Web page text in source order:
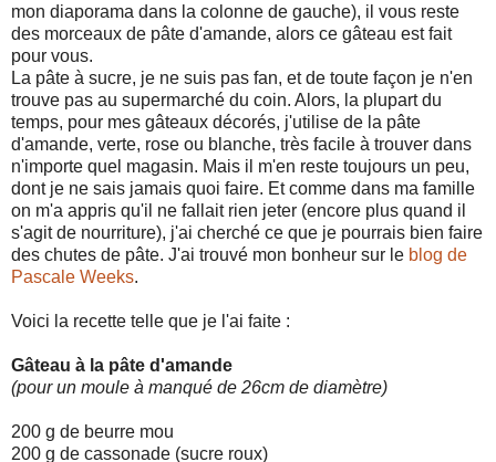
mon diaporama dans la colonne de gauche), il vous reste
des morceaux de pâte d'amande, alors ce gâteau est fait
pour vous.
La pâte à sucre, je ne suis pas fan, et de toute façon je n'en
trouve pas au supermarché du coin. Alors, la plupart du
temps, pour mes gâteaux décorés, j'utilise de la pâte
d'amande, verte, rose ou blanche, très facile à trouver dans
n'importe quel magasin. Mais il m'en reste toujours un peu,
dont je ne sais jamais quoi faire. Et comme dans ma famille
on m'a appris qu'il ne fallait rien jeter (encore plus quand il
s'agit de nourriture), j'ai cherché ce que je pourrais bien faire
des chutes de pâte. J'ai trouvé mon bonheur sur le blog de
Pascale Weeks.
Voici la recette telle que je l'ai faite :
Gâteau à la pâte d'amande
(pour un moule à manqué de 26cm de diamètre)
200 g de beurre mou
200 g de cassonade (sucre roux)